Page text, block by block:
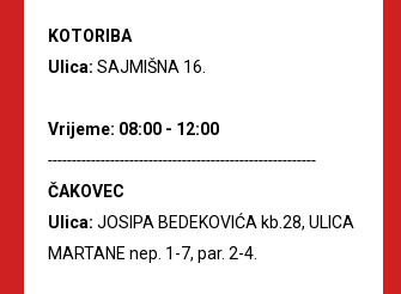
KOTORIBA
Ulica: SAJMIŠNA 16.
Vrijeme: 08:00 - 12:00
--------------------------------------------------------
ČAKOVEC
Ulica: JOSIPA BEDEKOVIĆA kb.28, ULICA
MARTANE nep. 1-7, par. 2-4.